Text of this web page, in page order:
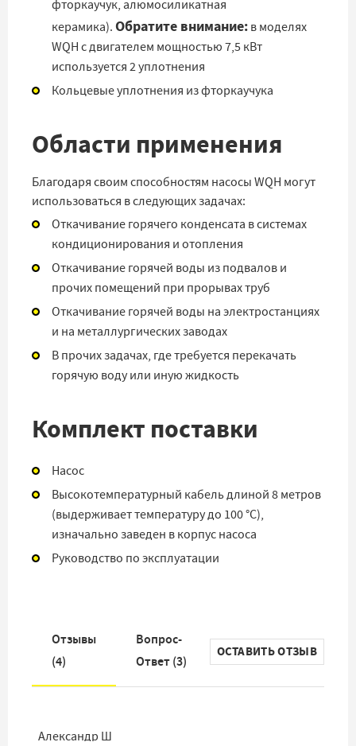
фторкаучук, алюмосиликатная
керамика). Обратите внимание: в моделях
WQH с двигателем мощностью 7,5 кВт
используется 2 уплотнения
Кольцевые уплотнения из фторкаучука
Области применения
Благодаря своим способностям насосы WQH могут
использоваться в следующих задачах:
Откачивание горячего конденсата в системах
кондиционирования и отопления
Откачивание горячей воды из подвалов и
прочих помещений при прорывах труб
Откачивание горячей воды на электростанциях
и на металлургических заводах
В прочих задачах, где требуется перекачать
горячую воду или иную жидкость
Комплект поставки
Насос
Высокотемпературный кабель длиной 8 метров
(выдерживает температуру до 100 °C),
изначально заведен в корпус насоса
Руководство по эксплуатации
Отзывы
(4)
Вопрос-
Ответ(3)
ОСТАВИТЬ ОТЗЫВ
Александр Ш